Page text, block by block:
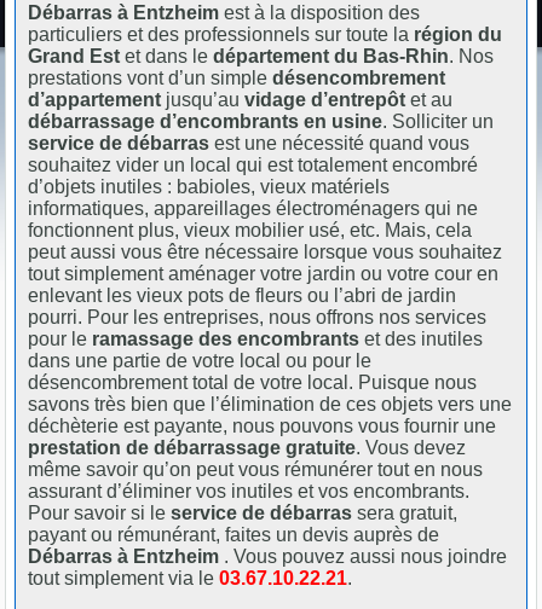
Débarras à Entzheimest à la disposition des
particuliers et des professionnels sur toute la région du
Grand Est et dans ledépartement du Bas-Rhin. Nos
prestations vont d’un simpledésencombrement
d’appartement jusqu’auvidage d’entrepôt et au
débarrassage d’encombrants en usine. Solliciter un
service de débarras est une nécessité quand vous
souhaitez vider un local qui est totalement encombré
d’objets inutiles : babioles, vieux matériels
informatiques, appareillages électroménagers qui ne
fonctionnent plus, vieux mobilier usé, etc. Mais, cela
peut aussi vous être nécessaire lorsque vous souhaitez
tout simplement aménager votre jardin ou votre cour en
enlevant les vieux pots de fleurs ou l’abri de jardin
pourri. Pour les entreprises, nous offrons nos services
pour le ramassage des encombrants et des inutiles
dans une partie de votre local ou pour le
désencombrement total de votre local. Puisque nous
savons très bien que l’élimination de ces objets vers une
déchèterie est payante, nous pouvons vous fournir une
prestation de débarrassage gratuite. Vous devez
même savoir qu’on peut vous rémunérer tout en nous
assurant d’éliminer vos inutiles et vos encombrants.
Pour savoir si leservice de débarras sera gratuit,
payant ou rémunérant, faites un devis auprès de
Débarras à Entzheim . Vous pouvez aussi nous joindre
tout simplement via le03.67.10.22.21.